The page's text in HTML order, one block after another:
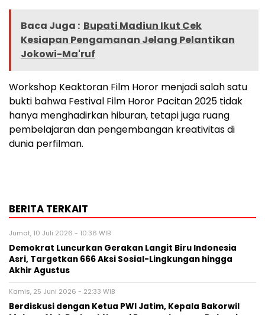
Baca Juga : Bupati Madiun Ikut Cek
Kesiapan Pengamanan Jelang Pelantikan
Jokowi-Ma'ruf
Workshop Keaktoran Film Horor menjadi salah satu
bukti bahwa Festival Film Horor Pacitan 2025 tidak
hanya menghadirkan hiburan, tetapi juga ruang
pembelajaran dan pengembangan kreativitas di
dunia perfilman.
BERITA TERKAIT
Jumat, 10 Juli 2026 - 10:36 WIB
Demokrat Luncurkan Gerakan Langit Biru Indonesia
Asri, Targetkan 666 Aksi Sosial-Lingkungan hingga
Akhir Agustus
Kamis, 25 Juni 2026 - 22:33 WIB
Berdiskusi dengan Ketua PWI Jatim, Kepala Bakorwil